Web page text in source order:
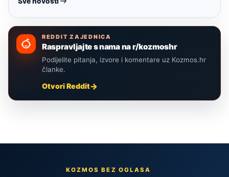
REDDIT ZAJEDNICA
Raspravljajte s nama na r/kozmoshr
Podijelite pitanja, izvore i komentare uz Kozmos.hr
članke.
Otvori Reddit
KOZMOS BEZ OGLASA